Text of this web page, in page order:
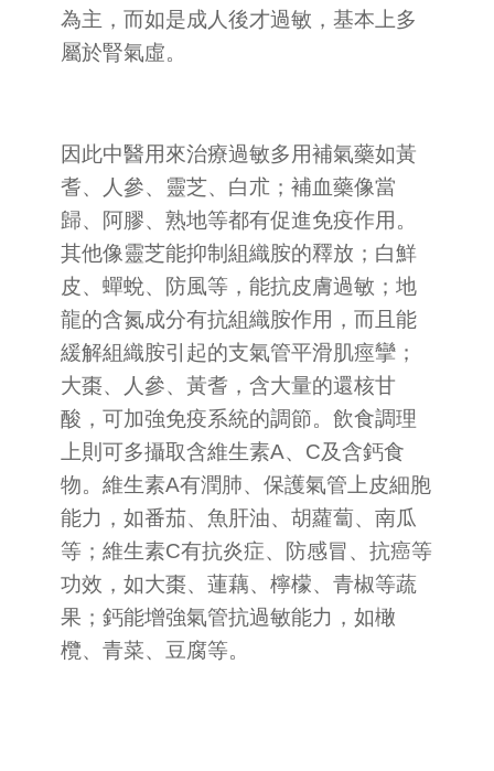
為主，而如是成人後才過敏，基本上多
屬於腎氣虛。
因此中醫用來治療過敏多用補氣藥如黃
耆、人參、靈芝、白朮；補血藥像當
歸、阿膠、熟地等都有促進免疫作用。
其他像靈芝能抑制組織胺的釋放；白鮮
皮、蟬蛻、防風等，能抗皮膚過敏；地
龍的含氮成分有抗組織胺作用，而且能
緩解組織胺引起的支氣管平滑肌痙攣；
大棗、人參、黃耆，含大量的還核甘
酸，可加強免疫系統的調節。飲食調理
上則可多攝取含維生素A、C及含鈣食
物。維生素A有潤肺、保護氣管上皮細胞
能力，如番茄、魚肝油、胡蘿蔔、南瓜
等；維生素C有抗炎症、防感冒、抗癌等
功效，如大棗、蓮藕、檸檬、青椒等蔬
果；鈣能增強氣管抗過敏能力，如橄
欖、青菜、豆腐等。